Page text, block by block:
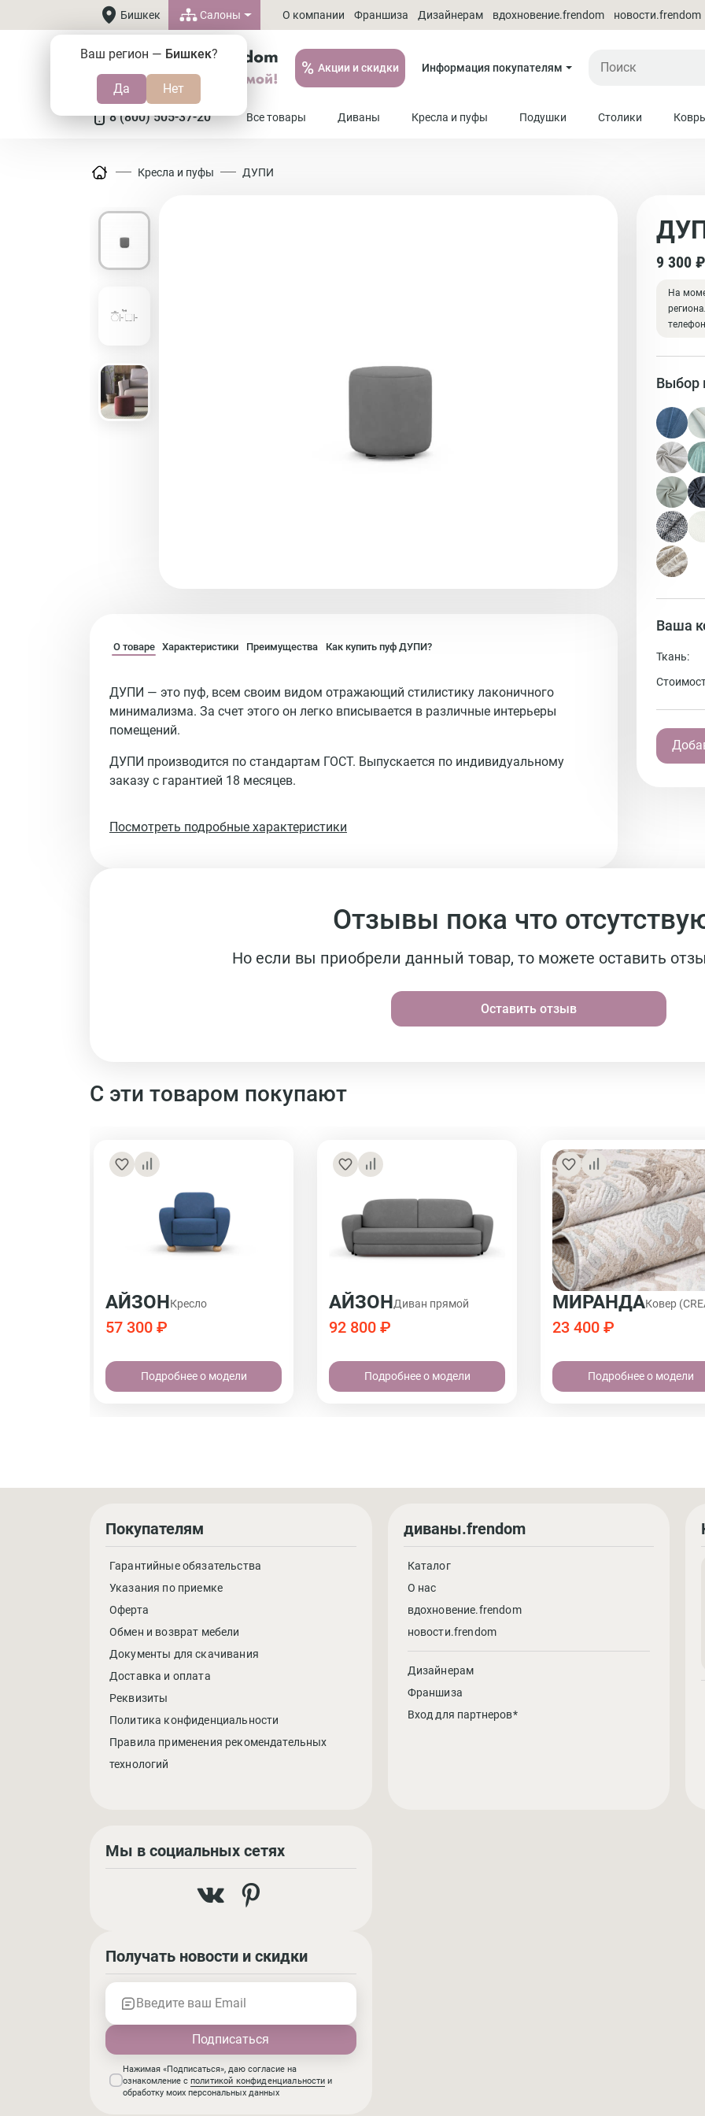
Бишкек
Ваш регион — Бишкек?
Салоны О компании Франшиза Дизайнерам вдохновение.frendom новости.frendom
% Акции и скидки Информация покупателям
8 (800) 505-37-20 Все товары Диваны Кресла и пуфы Подушки Столики
Кресла и пуфы ДУПИ
О товаре Характеристики Преимущества Как купить пуфДУПИ?
ДУПИ — это пуф, всем своим видом отражающий стилистику лаконичного
минимализма. За счет этого он легко вписывается в различные интерьеры
помещений.
ДУПИ производится по стандартам ГОСТ. Выпускается по индивидуальному
заказу с гарантией 18 месяцев.
Посмотреть подробные характеристики
9 300
На
Выбор
Ваша
Ткань:
Отзывы пока что
Но если вы приобрели данный товар, то можете оставить
Оставить отзыв
С эти товаром покупают
АЙЗОНКресло
57 300 ₽
Подробнее о модели
АЙЗОНДиван прямой
92 800 ₽
Подробнее о модели
МИРАНДАКовер
23 400 ₽
Подробнее о модели
Покупателям
Гарантийные обязательства
Указания по приемке
Оферта
Обмен и возврат мебели
Документы для скачивания
Доставка и оплата
Реквизиты
Политика конфиденциальности
Правила применения рекомендательных
технологий
диваны.frendom
Каталог
О нас
вдохновение.frendom
новости.frendom
Дизайнерам
Франшиза
Вход для партнеров*
Мы в социальных сетях
Получать новости и скидки
Введите ваш Email
Нажимая «Подписаться», даю согласие на
ознакомление с политикой конфиденциальности и
обработку моих персональных данных